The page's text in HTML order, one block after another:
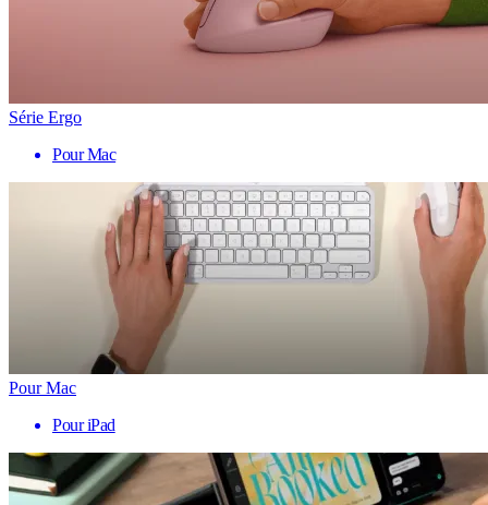
Série Ergo
Pour Mac
Pour Mac
Pour iPad